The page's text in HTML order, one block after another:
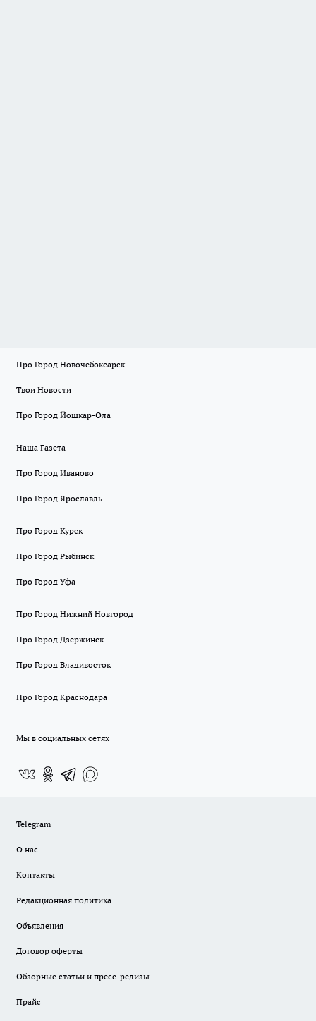
Про Город Новочебоксарск
Твои Новости
Про Город Йошкар-Ола
Наша Газета
Про Город Иваново
Про Город Ярославль
Про Город Курск
Про Город Рыбинск
Про Город Уфа
Про Город Нижний Новгород
Про Город Дзержинск
Про Город Владивосток
Про Город Краснодара
Мы в социальных сетях
Telegram
О нас
Контакты
Редакционная политика
Объявления
Договор оферты
Обзорные статьи и пресс-релизы
Прайс